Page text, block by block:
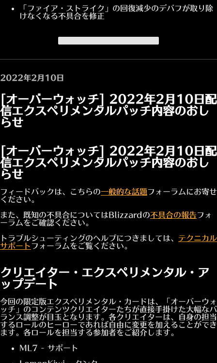
「ファイア・ストライク」の回復減少のデバフが取り除
けなくなる不具合を修正
2022年2月10日
[オーバーウォッチ] 2022年2月10日配
信エクスペリメンタルパッチ内容のおし
らせ
[オーバーウォッチ] 2022年2月10日配
信エクスペリメンタルパッチ内容のおし
らせ
フィードバックは、こちらの一般的な話題フォーラムにお寄せ
ください。
また、既知の不具合についてはBlizzardの不具合の報告フォ
ーラムをご確認ください。
トラブルシューティングのヘルプにつきましては、 テクニカル
サポート フォーラムをご覧ください。
クリエイター・エクスペリメンタル・ア
ップデート
今回の限定版エクスペリメンタル・カードは、「オーバーウォ
ッチ」のコンテンツクリエイターたちが直接手掛けた大幅なバ
ランス調整が目玉となります。各クリエイターは、自身の担当
するロールのヒーローであれば自由に変更を加えることができ
ます。各ロールを担当する参加者をご紹介します。
ML7 - サポート